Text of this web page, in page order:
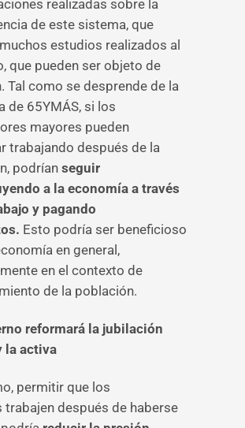
realizadas sobre la
de este sistema, que
estudios realizados al
que pueden ser objeto de
Tal como se desprende de la
de 65YMÁS, si los
mayores pueden
trabajando después de la
podrían seguir
a la economía a través
y pagando
Esto podría ser beneficioso
en general,
en el contexto de
de la población.
reformará la jubilación
la activa
permitir que los
trabajen después de haberse